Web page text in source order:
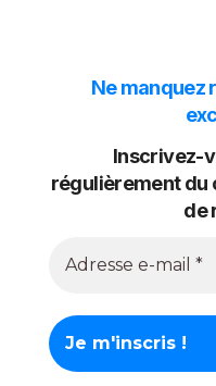
Ne manquez
Inscrivez-
régulièrement du
de